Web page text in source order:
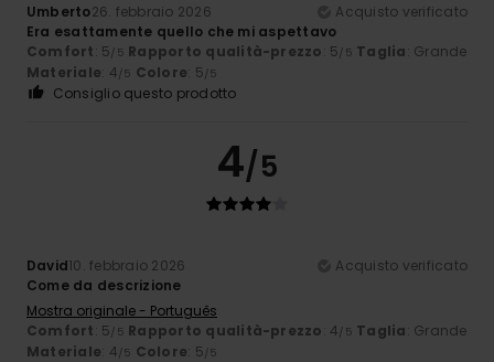
Umberto26. febbraio 2026
Acquisto verificato
Era esattamente quello che mi aspettavo
Comfort: 5 /5 Rapporto qualità-prezzo: 5 /5 Taglia: Grande
Materiale: 4 /5 Colore: 5 /5
Consiglio questo prodotto
4/5
David10. febbraio 2026
Acquisto verificato
Come da descrizione
Mostra originale - Português
Comfort: 5 /5 Rapporto qualità-prezzo: 4 /5 Taglia: Grande
Materiale: 4 /5 Colore: 5 /5